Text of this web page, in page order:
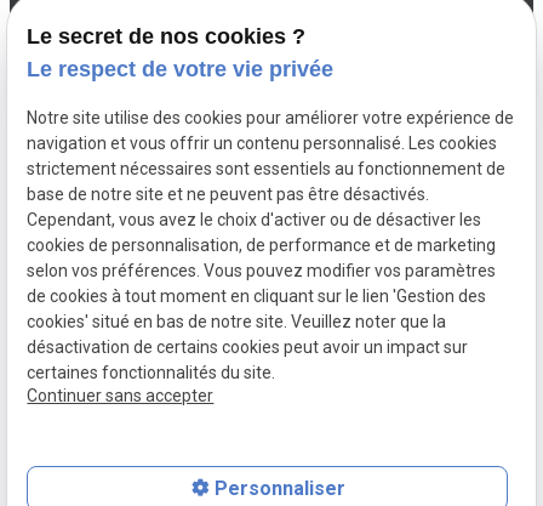
08:00 -
19:00
Créations Aménagements
Entretien du
jardin
Installations
Maçonnerie d'extérieur
Mentions
légales
Politique de
confidentialité
Gestion
Plan du
Le secret de nos cookies ?
Le respect de votre vie privée
Notre site utilise des cookies pour améliorer votre expérience de
navigation et vous offrir un contenu personnalisé. Les cookies
strictement nécessaires sont essentiels au fonctionnement de
base de notre site et ne peuvent pas être désactivés.
Cependant, vous avez le choix d'activer ou de désactiver les
cookies de personnalisation, de performance et de marketing
selon vos préférences. Vous pouvez modifier vos paramètres
de cookies à tout moment en cliquant sur le lien 'Gestion des
cookies' situé en bas de notre site. Veuillez noter que la
désactivation de certains cookies peut avoir un impact sur
certaines fonctionnalités du site.
Continuer sans accepter
Personnaliser